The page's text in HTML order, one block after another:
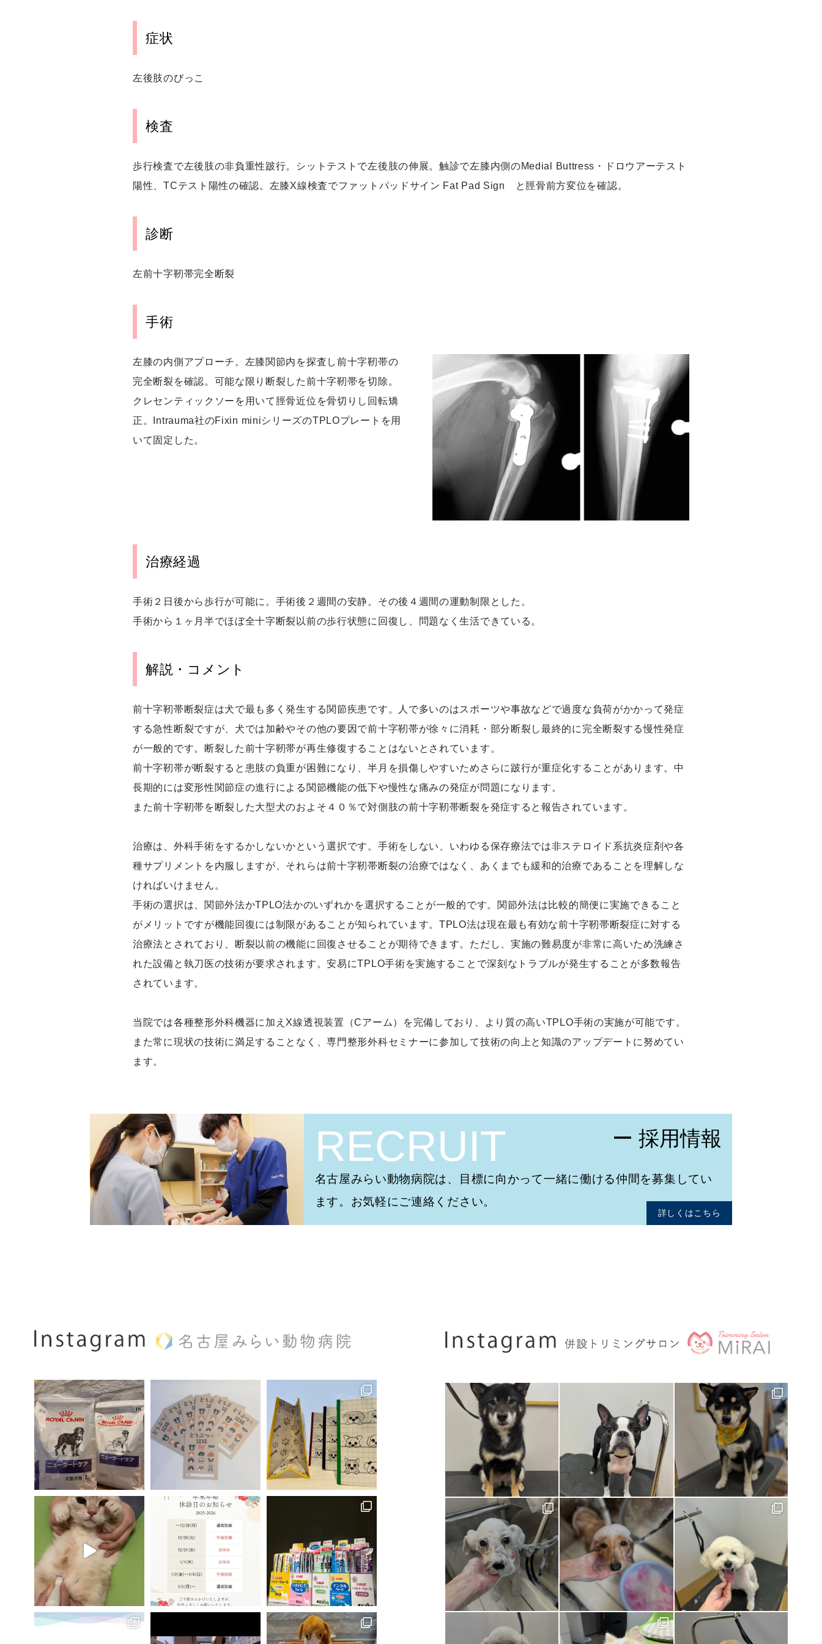
症状
左後肢のびっこ
検査
歩行検査で左後肢の非負重性跛行。シットテストで左後肢の伸展。触診で左膝内側のMedial Buttress・ドロウアーテスト
陽性、TCテスト陽性の確認。左膝X線検査でファットパッドサイン Fat Pad Sign と脛骨前方変位を確認。
診断
左前十字靭帯完全断裂
手術
左膝の内側アプローチ。左膝関節内を探査し前十字靭帯の
完全断裂を確認。可能な限り断裂した前十字靭帯を切除。
クレセンティックソーを用いて脛骨近位を骨切りし回転矯
正。Intrauma社のFixin miniシリーズのTPLOプレートを用
いて固定した。
治療経過
手術２日後から歩行が可能に。手術後２週間の安静。その後４週間の運動制限とした。
手術から１ヶ月半でほぼ全十字断裂以前の歩行状態に回復し、問題なく生活できている。
解説・コメント
前十字靭帯断裂症は犬で最も多く発生する関節疾患です。人で多いのはスポーツや事故などで過度な負荷がかかって発症
する急性断裂ですが、犬では加齢やその他の要因で前十字靭帯が徐々に消耗・部分断裂し最終的に完全断裂する慢性発症
が一般的です。断裂した前十字靭帯が再生修復することはないとされています。
前十字靭帯が断裂すると患肢の負重が困難になり、半月を損傷しやすいためさらに跛行が重症化することがあります。中
長期的には変形性関節症の進行による関節機能の低下や慢性な痛みの発症が問題になります。
また前十字靭帯を断裂した大型犬のおよそ４０％で対側肢の前十字靭帯断裂を発症すると報告されています。
治療は、外科手術をするかしないかという選択です。手術をしない、いわゆる保存療法では非ステロイド系抗炎症剤や各
種サプリメントを内服しますが、それらは前十字靭帯断裂の治療ではなく、あくまでも緩和的治療であることを理解しな
ければいけません。
手術の選択は、関節外法かTPLO法かのいずれかを選択することが一般的です。関節外法は比較的簡便に実施できること
がメリットですが機能回復には制限があることが知られています。TPLO法は現在最も有効な前十字靭帯断裂症に対する
治療法とされており、断裂以前の機能に回復させることが期待できます。ただし、実施の難易度が非常に高いため洗練さ
れた設備と執刀医の技術が要求されます。安易にTPLO手術を実施することで深刻なトラブルが発生することが多数報告
されています。
当院では各種整形外科機器に加えX線透視装置（Cアーム）を完備しており、より質の高いTPLO手術の実施が可能です。
また常に現状の技術に満足することなく、専門整形外科セミナーに参加して技術の向上と知識のアップデートに努めてい
ます。
RECRUIT ー 採用情報
名古屋みらい動物病院は、目標に向かって一緒に働ける仲間を募集してい
ます。お気軽にご連絡ください。
詳しくはこちら